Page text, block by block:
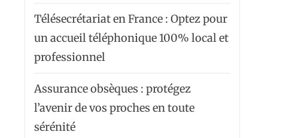
Télésecrétariat en France : Optez pour
un accueil téléphonique 100% local et
professionnel
Assurance obsèques : protégez
l’avenir de vos proches en toute
sérénité